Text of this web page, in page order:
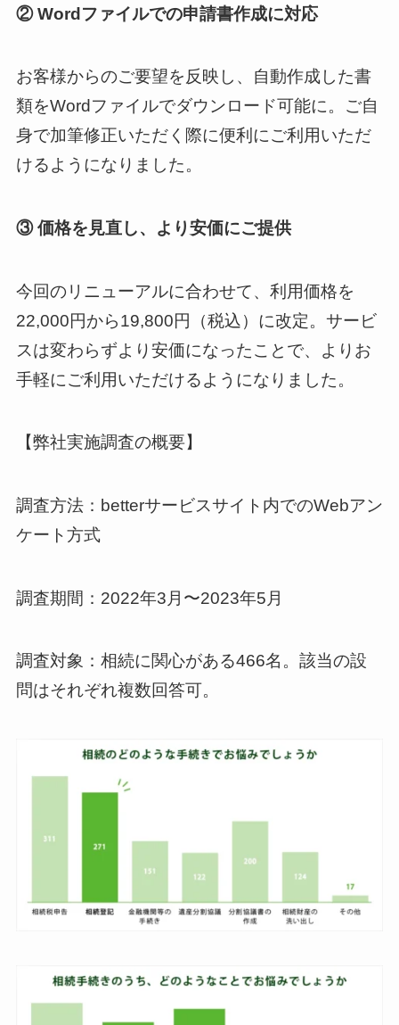
② Wordファイルでの申請書作成に対応
お客様からのご要望を反映し、自動作成した書
類をWordファイルでダウンロード可能に。ご自
身で加筆修正いただく際に便利にご利用いただ
けるようになりました。
③ 価格を見直し、より安価にご提供
今回のリニューアルに合わせて、利用価格を
22,000円から19,800円（税込）に改定。サービ
スは変わらずより安価になったことで、よりお
手軽にご利用いただけるようになりました。
【弊社実施調査の概要】
調査方法：betterサービスサイト内でのWebアン
ケート方式
調査期間：2022年3月〜2023年5月
調査対象：相続に関心がある466名。該当の設
問はそれぞれ複数回答可。